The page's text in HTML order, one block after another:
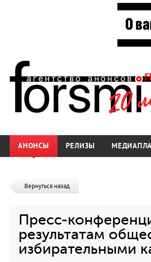
АНОНСЫ РЕЛИЗЫ
Вернуться назад
Пресс-
результатам
избирательными